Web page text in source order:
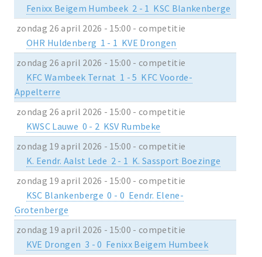
Fenixx Beigem Humbeek 2 - 1 KSC Blankenberge
zondag 26 april 2026 - 15:00 - competitie
OHR Huldenberg 1 - 1 KVE Drongen
zondag 26 april 2026 - 15:00 - competitie
KFC Wambeek Ternat 1 - 5 KFC Voorde-
Appelterre
zondag 26 april 2026 - 15:00 - competitie
KWSC Lauwe 0 - 2 KSV Rumbeke
zondag 19 april 2026 - 15:00 - competitie
K. Eendr. Aalst Lede 2 - 1 K. Sassport Boezinge
zondag 19 april 2026 - 15:00 - competitie
KSC Blankenberge 0 - 0 Eendr. Elene-
Grotenberge
zondag 19 april 2026 - 15:00 - competitie
KVE Drongen 3 - 0 Fenixx Beigem Humbeek